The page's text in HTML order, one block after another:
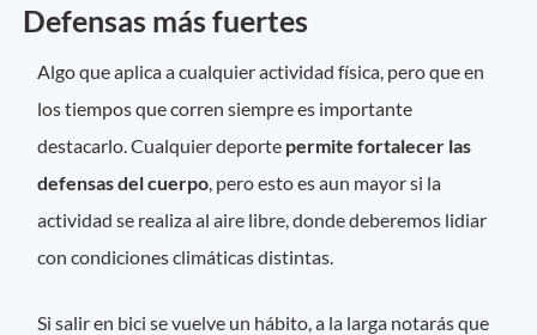
Defensas más fuertes
Algo que aplica a cualquier actividad física, pero que en
los tiempos que corren siempre es importante
destacarlo. Cualquier deporte permite fortalecer las
defensas del cuerpo , pero esto es aun mayor si la
actividad se realiza al aire libre, donde deberemos lidiar
con condiciones climáticas distintas.
Si salir en bici se vuelve un hábito, a la larga notarás que